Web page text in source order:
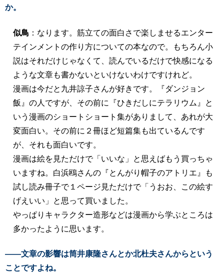
か。
似鳥 ：なります。筋立ての面白さで楽しませるエンター
テインメントの作り方についての本なので。もちろん小
説はそれだけじゃなくて、読んでいるだけで快感になる
ような文章も書かないといけないわけですけれど。
漫画は今だと九井諒子さんが好きです。『ダンジョン
飯』の人ですが、その前に『ひきだしにテラリウム』と
いう漫画のショートショート集がありまして、あれが大
変面白い。その前に２冊ほど短篇集も出ているんです
が、それも面白いです。
漫画は絵を見ただけで「いいな」と思えばもう買っちゃ
いますね。白浜鴎さんの『とんがり帽子のアトリエ』も
試し読み冊子で１ページ見ただけで「うおお、この絵す
げえいい」と思って買いました。
やっぱりキャラクター造形などは漫画から学ぶところは
多かったように思います。
――文章の影響は筒井康隆さんとか北杜夫さんからという
ことですよね。